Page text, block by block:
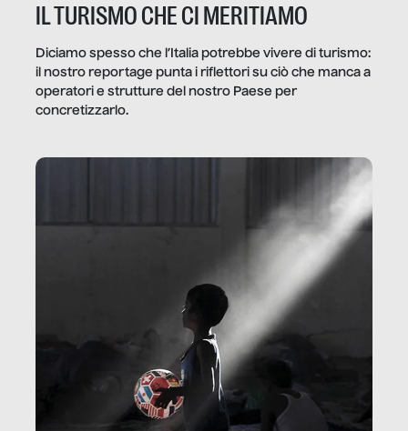
IL TURISMO CHE CI MERITIAMO
Diciamo spesso che l’Italia potrebbe vivere di turismo:
il nostro reportage punta i riflettori su ciò che manca a
operatori e strutture del nostro Paese per
concretizzarlo.